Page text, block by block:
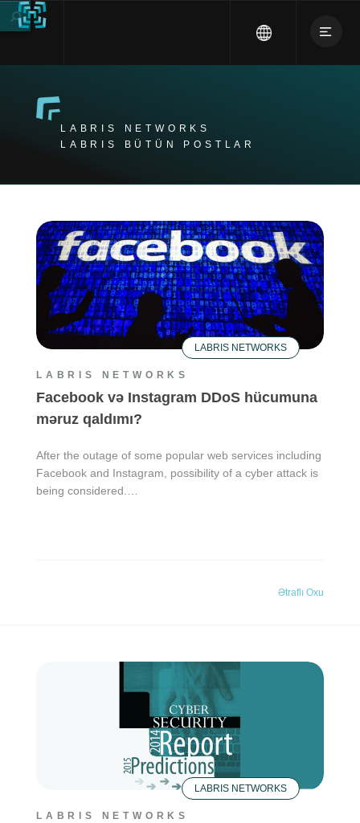
LABRIS NETWORKS
LABRIS BÜTÜN POSTLAR
LABRIS NETWORKS
LABRIS NETWORKS
Facebook və Instagram DDoS hücumuna
məruz qaldımı?
After the outage of some popular web services including
Facebook and Instagram, possibility of a cyber attack is
being considered.…
Ətraflı Oxu
LABRIS NETWORKS
LABRIS NETWORKS